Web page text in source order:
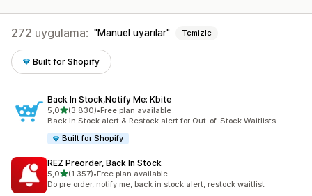
272 uygulama: Manuel uyarılar Temizle
Built for Shopify
Back In Stock,Notify Me: Kbite
5,05 yıldız üzerinden
(3.830)
toplam 3830 değerlendirme
•Free plan available
Back in Stock alert & Restock alert for Out-of-Stock Waitlists
Built for Shopify
REZ Preorder, Back In Stock
5,05 yıldız üzerinden
(1.357)
toplam 1357 değerlendirme
•Free plan available
Do pre order, notify me, back in stock alert, restock waitlist